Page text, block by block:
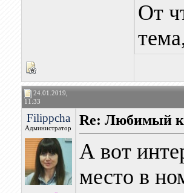
От
24.01.2019,
11:33
Filippcha
Администратор
Re: Любимый
А вот
место в